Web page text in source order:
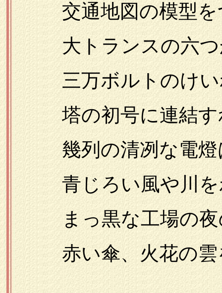
交通地図の模型を
大トランスの六つ
三万ボルトのけい
塔の初号に連結す
幾列の清冽な電燈
青じろい風や川を
まっ黒な工場の夜
赤い傘、火花の雲